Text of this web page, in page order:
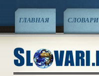
ГЛАВНАЯ СЛОВАРИ